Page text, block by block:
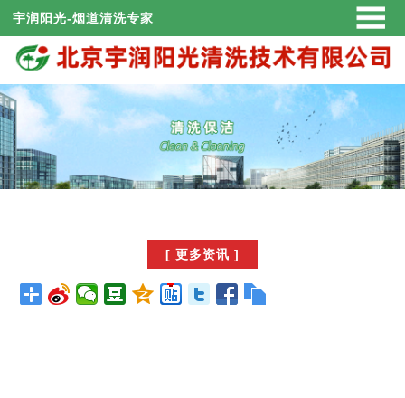
宇润阳光-烟道清洗专家
[ 更多资讯 ]